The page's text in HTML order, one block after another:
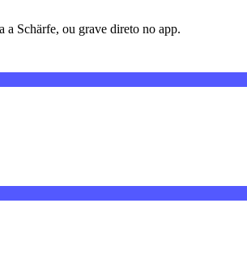
Schärfe, ou grave direto no app.